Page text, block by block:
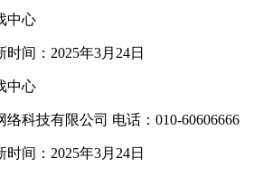
中心
时间：2025年3月24日
中心
科技有限公司 电话：010-60606666
时间：2025年3月24日